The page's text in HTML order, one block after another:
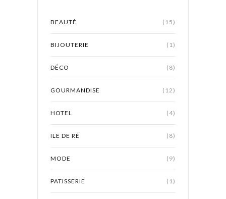
BEAUTÉ (15)
BIJOUTERIE (1)
DÉCO (8)
GOURMANDISE (12)
HOTEL (4)
ILE DE RÉ (8)
MODE (9)
PATISSERIE (1)